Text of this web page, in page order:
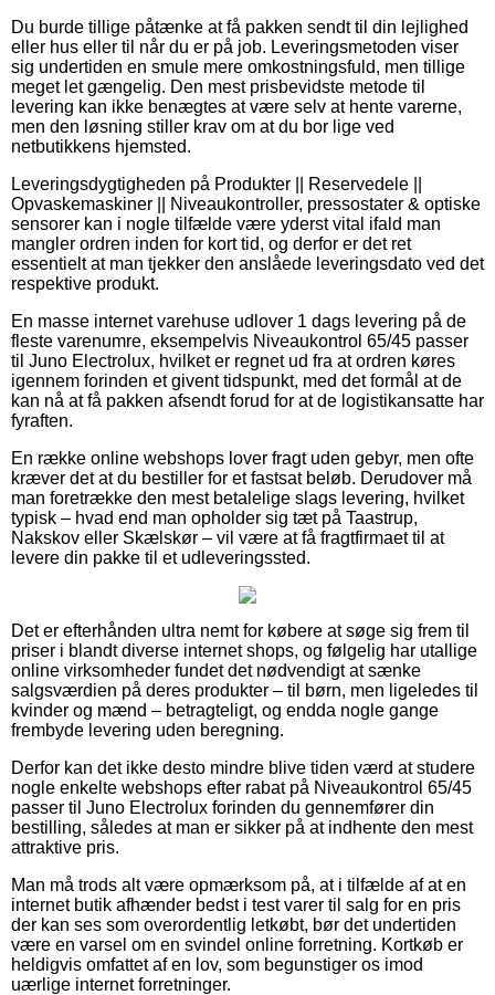
Du burde tillige påtænke at få pakken sendt til din lejlighed
eller hus eller til når du er på job. Leveringsmetoden viser
sig undertiden en smule mere omkostningsfuld, men tillige
meget let gængelig. Den mest prisbevidste metode til
levering kan ikke benægtes at være selv at hente varerne,
men den løsning stiller krav om at du bor lige ved
netbutikkens hjemsted.
Leveringsdygtigheden på Produkter || Reservedele ||
Opvaskemaskiner || Niveaukontroller, pressostater & optiske
sensorer kan i nogle tilfælde være yderst vital ifald man
mangler ordren inden for kort tid, og derfor er det ret
essentielt at man tjekker den anslåede leveringsdato ved det
respektive produkt.
En masse internet varehuse udlover 1 dags levering på de
fleste varenumre, eksempelvis Niveaukontrol 65/45 passer
til Juno Electrolux, hvilket er regnet ud fra at ordren køres
igennem forinden et givent tidspunkt, med det formål at de
kan nå at få pakken afsendt forud for at de logistikansatte har
fyraften.
En række online webshops lover fragt uden gebyr, men ofte
kræver det at du bestiller for et fastsat beløb. Derudover må
man foretrække den mest betalelige slags levering, hvilket
typisk – hvad end man opholder sig tæt på Taastrup,
Nakskov eller Skælskør – vil være at få fragtfirmaet til at
levere din pakke til et udleveringssted.
Det er efterhånden ultra nemt for købere at søge sig frem til
priser i blandt diverse internet shops, og følgelig har utallige
online virksomheder fundet det nødvendigt at sænke
salgsværdien på deres produkter – til børn, men ligeledes til
kvinder og mænd – betragteligt, og endda nogle gange
frembyde levering uden beregning.
Derfor kan det ikke desto mindre blive tiden værd at studere
nogle enkelte webshops efter rabat på Niveaukontrol 65/45
passer til Juno Electrolux forinden du gennemfører din
bestilling, således at man er sikker på at indhente den mest
attraktive pris.
Man må trods alt være opmærksom på, at i tilfælde af at en
internet butik afhænder bedst i test varer til salg for en pris
der kan ses som overordentlig letkøbt, bør det undertiden
være en varsel om en svindel online forretning. Kortkøb er
heldigvis omfattet af en lov, som begunstiger os imod
uærlige internet forretninger.